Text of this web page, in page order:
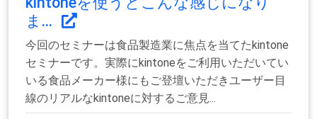
ま...
今回のセミナーは食品製造業に焦点を当てたkintone
セミナーです。実際にkintoneをご利用いただいてい
いる食品メーカー様にもご登壇いただきユーザー目
線のリアルなkintoneに対するご意見...